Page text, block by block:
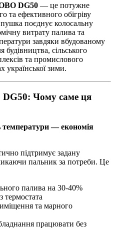
DG50 — це потужне
та ефективного обігріву
поєднує колосальну
витрату палива та
завдяки вбудованому
будівництва, сільського
та промислового
української зими.
DG50: Чому саме ця
температури — економія
підтримує задану
пальник за потреби. Це
палива на 30-40%
термостата
та марного
працювати без